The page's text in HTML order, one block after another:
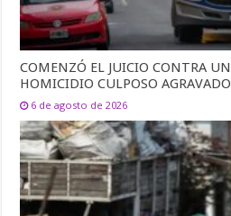
COMENZÓ EL JUICIO CONTRA
HOMICIDIO CULPOSO AGRAVADO
6 de agosto de 2026